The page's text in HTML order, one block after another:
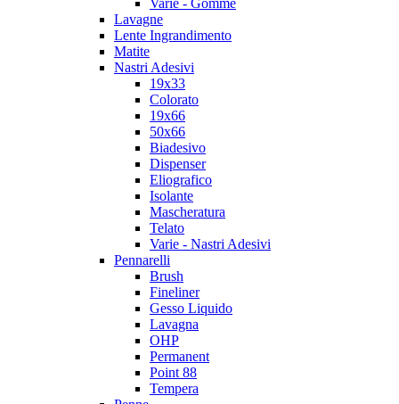
Varie - Gomme
Lavagne
Lente Ingrandimento
Matite
Nastri Adesivi
19x33
Colorato
19x66
50x66
Biadesivo
Dispenser
Eliografico
Isolante
Mascheratura
Telato
Varie - Nastri Adesivi
Pennarelli
Brush
Fineliner
Gesso Liquido
Lavagna
OHP
Permanent
Point 88
Tempera